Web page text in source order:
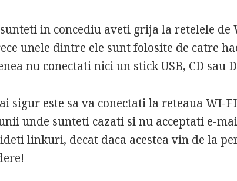
in concediu aveti grija la retelele de
unele dintre ele sunt folosite de catre
nu conectati nici un stick USB, CD sau
sigur este sa va conectati la reteaua WI-
unde sunteti cazati si nu acceptati e-
linkuri, decat daca acestea vin de la